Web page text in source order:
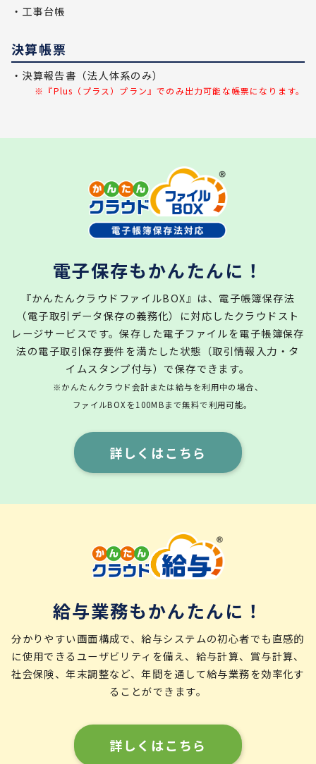
・工事台帳
決算帳票
・決算報告書（法人体系のみ）
※『Plus（プラス）プラン』でのみ出力可能な帳票になります。
詳しくはこちら
電子保存もかんたんに！
『かんたんクラウドファイルBOX』は、電子帳簿保存法
（電子取引データ保存の義務化）に対応したクラウドスト
レージサービスです。保存した電子ファイルを電子帳簿保存
法の電子取引保存要件を満たした状態（取引情報入力・タ
イムスタンプ付与）で保存できます。
※かんたんクラウド会計または給与を利用中の場合、
ファイルBOXを100MBまで無料で利用可能。
詳しくはこちら
給与業務もかんたんに！
分かりやすい画面構成で、給与システムの初心者でも直感的
に使用できるユーザビリティを備え、給与計算、賞与計算、
社会保険、年末調整など、年間を通して給与業務を効率化す
ることができます。